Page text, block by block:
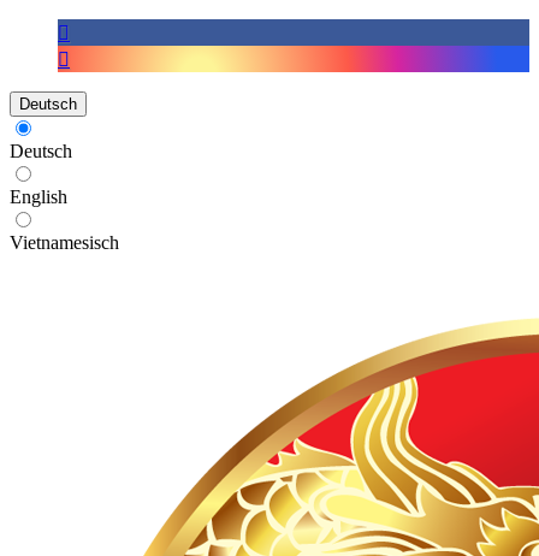
Deutsch
Deutsch
English
Vietnamesisch